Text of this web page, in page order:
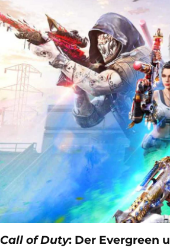
Call of Duty: Der Evergreen